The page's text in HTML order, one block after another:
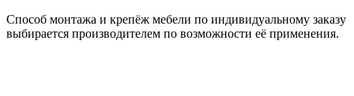
Способ монтажа и крепёж мебели по индивидуальному заказу
выбирается производителем по возможности её применения.